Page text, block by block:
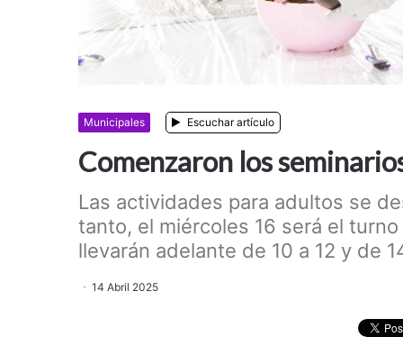
Municipales Escuchar artículo
Comenzaron los
Las actividades para adultos se
tanto, el miércoles 16 será el
llevarán adelante de 10 a 12 y de
14 Abril 2025